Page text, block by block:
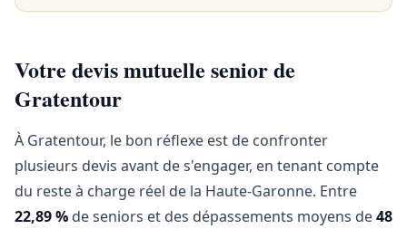
Votre devis mutuelle senior de
Gratentour
À Gratentour, le bon réflexe est de confronter
plusieurs devis avant de s'engager, en tenant compte
du reste à charge réel de la Haute-Garonne. Entre
22,89 % de seniors et des dépassements moyens de48